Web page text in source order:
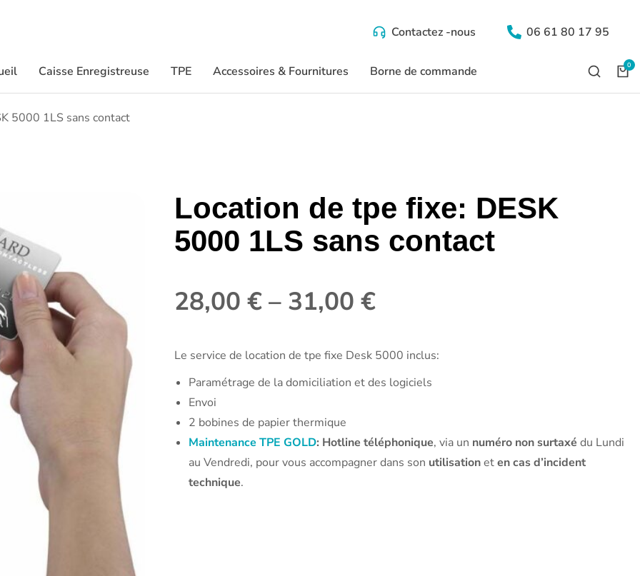
Contactez -nous 06 61 80 17 95
Caisse Enregistreuse TPE Accessoires & Fournitures Borne de commande
5000 1LS sans contact
Location de tpe fixe: DESK
5000 1LS sans contact
28,00 €– 31,00 €
Le service de location de tpe fixe Desk 5000 inclus:
Paramétrage de la domiciliation et des logiciels
Envoi
2 bobines de papier thermique
Maintenance TPE GOLD: Hotline téléphonique, via un numéro non surtaxé du Lundi
au Vendredi, pour vous accompagner dans son utilisationeten cas d’incident
technique.